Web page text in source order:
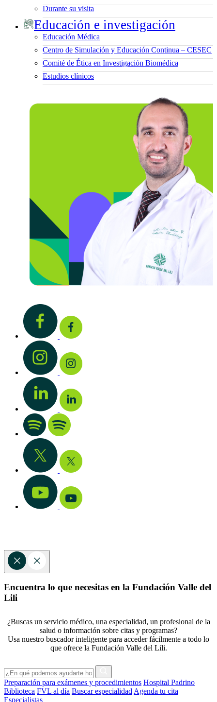
Durante su visita
Educación e investigación
Educación Médica
Centro de Simulación y Educación Continua – CESEC
Comité de Ética en Investigación Biomédica
Estudios clínicos
Encuentra lo que necesitas en la Fundación Valle del
Lili
¿Buscas un servicio médico, una especialidad, un profesional de la
salud o información sobre citas y programas?
Usa nuestro buscador inteligente para acceder fácilmente a todo lo
que ofrece la Fundación Valle del Lili.
Preparación para exámenes y procedimientos Hospital Padrino
Biblioteca FVL al día Buscar especialidad Agenda tu cita
Especialistas